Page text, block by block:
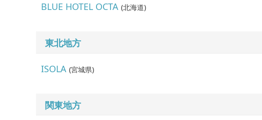
BLUE HOTEL OCTA (北海道)
東北地方
ISOLA (宮城県)
関東地方